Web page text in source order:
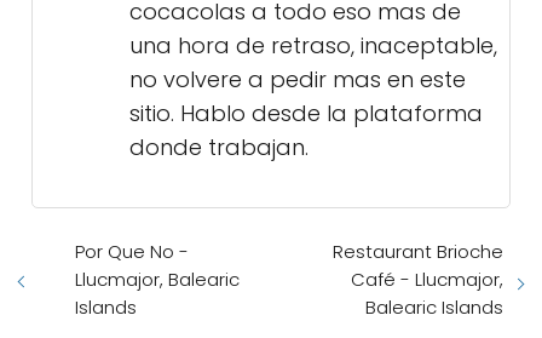
cocacolas a todo eso mas de
una hora de retraso, inaceptable,
no volvere a pedir mas en este
sitio. Hablo desde la plataforma
donde trabajan.
Por Que No -
Llucmajor, Balearic
Islands
Restaurant Brioche
Café - Llucmajor,
Balearic Islands